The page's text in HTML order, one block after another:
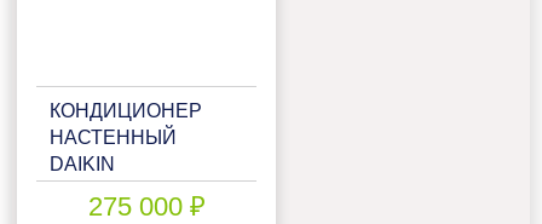
КОНДИЦИОНЕР
НАСТЕННЫЙ
DAIKIN
275 000 ₽